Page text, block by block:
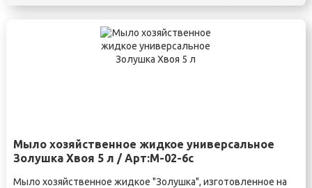
Мыло хозяйственное жидкое универсальное
Золушка Хвоя 5 л / Арт:М-02-6с
Мыло хозяйственное жидкое "Золушка", изготовленное на